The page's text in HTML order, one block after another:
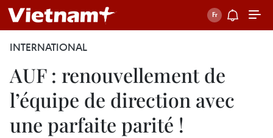
INTERNATIONAL
AUF : renouvellement de
l’équipe de direction avec
une parfaite parité !